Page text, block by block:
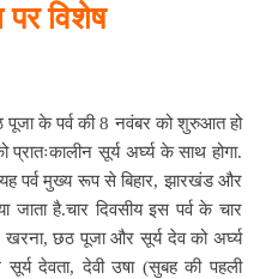
विशेष
पूजा के पर्व की 8 नवंबर को शुरुआत हो
सूर्य अर्घ्य के साथ होगा.
यह पर्व मुख्य रूप से बिहार, झारखंड और
जाता है.चार दिवसीय इस पर्व के चार
छठ पूजा और सूर्य देव को अ‌र्घ्य
देवता, देवी उषा (सुबह की पहली